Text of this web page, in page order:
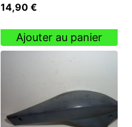
14,90 €
Ajouter au panier